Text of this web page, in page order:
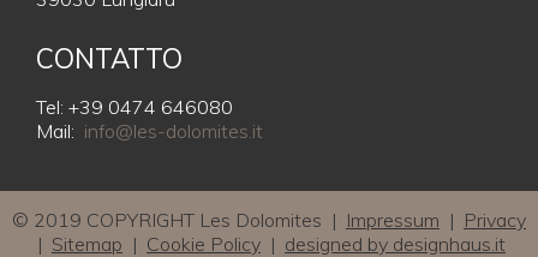
CONTATTO
Tel: +39 0474 646080
Mail: info@les-dolomites.it
© 2019 COPYRIGHT Les Dolomites | Impressum | Privacy
| Sitemap | Cookie Policy | designed by designhaus.it